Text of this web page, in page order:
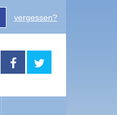
vergessen?